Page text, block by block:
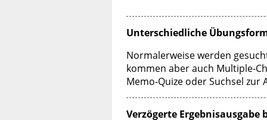
Unterschiedliche
Normalerweise werden
kommen aber auch Multiple-
Memo-Quize oder Suchsel
Verzögerte Ergebnisausgabe